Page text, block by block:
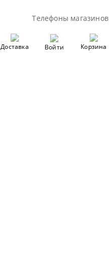
Телефоны магазинов
Доставка Войти Корзина